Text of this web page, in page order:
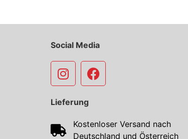
Social Media
Lieferung
Kostenloser Versand nach
Deutschland und Österreich